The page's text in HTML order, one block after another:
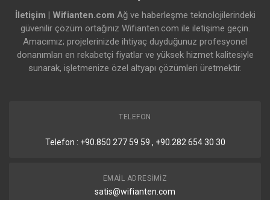
İletişim | Wifianten.com Ağ ve haberleşme teknolojilerindeki
güvenilir çözüm ortağınız Wifianten.com ile iletişime geçin.
Amacımız; projelerinizde ihtiyaç duyduğunuz profesyonel
donanımları en rekabetçi fiyatlar ve yüksek hizmet kalitesiyle
sunarak, işletmenize özel altyapı çözümleri üretmektir.
TELEFON
Telefon : +90.850 277 59 59 , +90.282 654 30 30
EMAIL ADRESIMIZ
satis@wifianten.com